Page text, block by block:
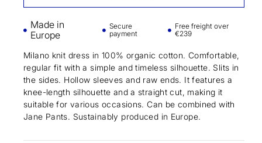
Made in
Europe
Secure
payment
Free freight over
€239
Milano knit dress in 100% organic cotton. Comfortable,
regular fit with a simple and timeless silhouette. Slits in
the sides. Hollow sleeves and raw ends. It features a
knee-length silhouette and a straight cut, making it
suitable for various occasions. Can be combined with
Jane Pants. Sustainably produced in Europe.